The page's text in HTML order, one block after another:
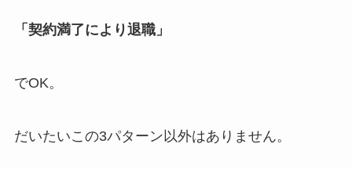
「契約満了により退職」
でOK。
だいたいこの3パターン以外はありません。